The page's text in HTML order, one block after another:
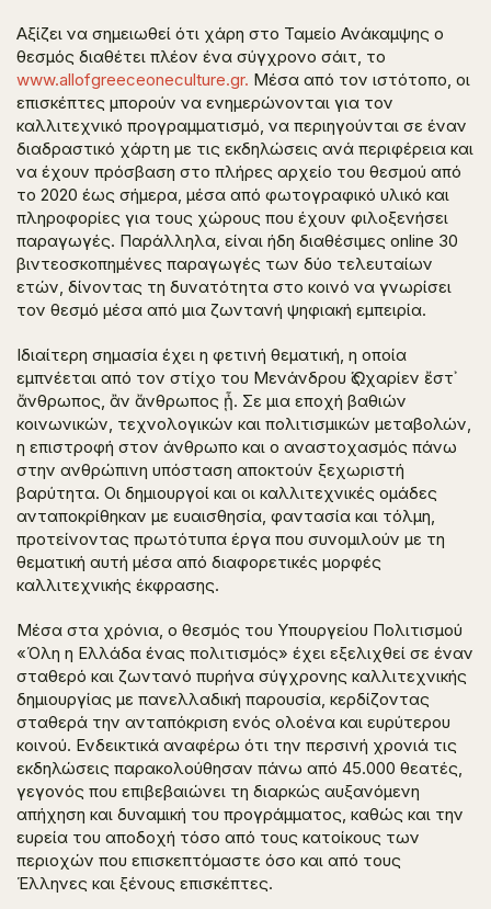
Αξίζει να σημειωθεί ότι χάρη στο Ταμείο Ανάκαμψης ο
θεσμός διαθέτει πλέον ένα σύγχρονο σάιτ, το
www.allofgreeceoneculture.gr. Μέσα από τον ιστότοπο, οι
επισκέπτες μπορούν να ενημερώνονται για τον
καλλιτεχνικό προγραμματισμό, να περιηγούνται σε έναν
διαδραστικό χάρτη με τις εκδηλώσεις ανά περιφέρεια και
να έχουν πρόσβαση στο πλήρες αρχείο του θεσμού από
το 2020 έως σήμερα, μέσα από φωτογραφικό υλικό και
πληροφορίες για τους χώρους που έχουν φιλοξενήσει
παραγωγές. Παράλληλα, είναι ήδη διαθέσιμες online 30
βιντεοσκοπημένες παραγωγές των δύο τελευταίων
ετών, δίνοντας τη δυνατότητα στο κοινό να γνωρίσει
τον θεσμό μέσα από μια ζωντανή ψηφιακή εμπειρία.
Ιδιαίτερη σημασία έχει η φετινή θεματική, η οποία
εμπνέεται από τον στίχο του Μενάνδρου Ὡς χαρίεν ἔστ᾽
ἄνθρωπος, ἂν ἄνθρωπος ᾖ. Σε μια εποχή βαθιών
κοινωνικών, τεχνολογικών και πολιτισμικών μεταβολών,
η επιστροφή στον άνθρωπο και ο αναστοχασμός πάνω
στην ανθρώπινη υπόσταση αποκτούν ξεχωριστή
βαρύτητα. Οι δημιουργοί και οι καλλιτεχνικές ομάδες
ανταποκρίθηκαν με ευαισθησία, φαντασία και τόλμη,
προτείνοντας πρωτότυπα έργα που συνομιλούν με τη
θεματική αυτή μέσα από διαφορετικές μορφές
καλλιτεχνικής έκφρασης.
Μέσα στα χρόνια, ο θεσμός του Υπουργείου Πολιτισμού
«Όλη η Ελλάδα ένας πολιτισμός» έχει εξελιχθεί σε έναν
σταθερό και ζωντανό πυρήνα σύγχρονης καλλιτεχνικής
δημιουργίας με πανελλαδική παρουσία, κερδίζοντας
σταθερά την ανταπόκριση ενός ολοένα και ευρύτερου
κοινού. Ενδεικτικά αναφέρω ότι την περσινή χρονιά τις
εκδηλώσεις παρακολούθησαν πάνω από 45.000 θεατές,
γεγονός που επιβεβαιώνει τη διαρκώς αυξανόμενη
απήχηση και δυναμική του προγράμματος, καθώς και την
ευρεία του αποδοχή τόσο από τους κατοίκους των
περιοχών που επισκεπτόμαστε όσο και από τους
Έλληνες και ξένους επισκέπτες.